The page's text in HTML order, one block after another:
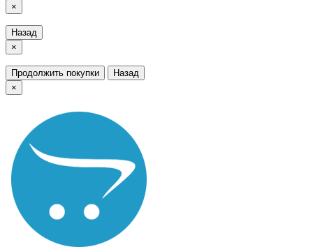
×
Назад
×
Продолжить покупки
Назад
×